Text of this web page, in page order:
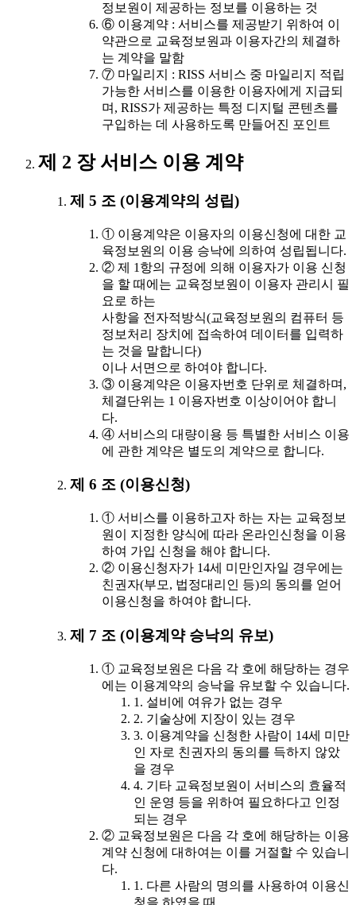
정보원이 제공하는 정보를 이용하는 것
⑥ 이용계약 : 서비스를 제공받기 위하여 이
약관으로 교육정보원과 이용자간의 체결하
는 계약을 말함
⑦ 마일리지 : RISS 서비스 중 마일리지 적립
가능한 서비스를 이용한 이용자에게 지급되
며, RISS가 제공하는 특정 디지털 콘텐츠를
구입하는 데 사용하도록 만들어진 포인트
제 2 장 서비스 이용 계약
제 5 조 (이용계약의 성립)
① 이용계약은 이용자의 이용신청에 대한 교
육정보원의 이용 승낙에 의하여 성립됩니다.
② 제 1항의 규정에 의해 이용자가 이용 신청
을 할 때에는 교육정보원이 이용자 관리시 필
요로 하는
사항을 전자적방식(교육정보원의 컴퓨터 등
정보처리 장치에 접속하여 데이터를 입력하
는 것을 말합니다)
이나 서면으로 하여야 합니다.
③ 이용계약은 이용자번호 단위로 체결하며,
체결단위는 1 이용자번호 이상이어야 합니
다.
④ 서비스의 대량이용 등 특별한 서비스 이용
에 관한 계약은 별도의 계약으로 합니다.
제 6 조 (이용신청)
① 서비스를 이용하고자 하는 자는 교육정보
원이 지정한 양식에 따라 온라인신청을 이용
하여 가입 신청을 해야 합니다.
② 이용신청자가 14세 미만인자일 경우에는
친권자(부모, 법정대리인 등)의 동의를 얻어
이용신청을 하여야 합니다.
제 7 조 (이용계약 승낙의 유보)
① 교육정보원은 다음 각 호에 해당하는 경우
에는 이용계약의 승낙을 유보할 수 있습니다.
1. 설비에 여유가 없는 경우
2. 기술상에 지장이 있는 경우
3. 이용계약을 신청한 사람이 14세 미만
인 자로 친권자의 동의를 득하지 않았
을 경우
4. 기타 교육정보원이 서비스의 효율적
인 운영 등을 위하여 필요하다고 인정
되는 경우
② 교육정보원은 다음 각 호에 해당하는 이용
계약 신청에 대하여는 이를 거절할 수 있습니
다.
1. 다른 사람의 명의를 사용하여 이용신
청을 하였을 때